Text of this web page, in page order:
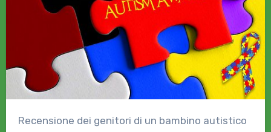
Recensione dei genitori di un bambino autistico